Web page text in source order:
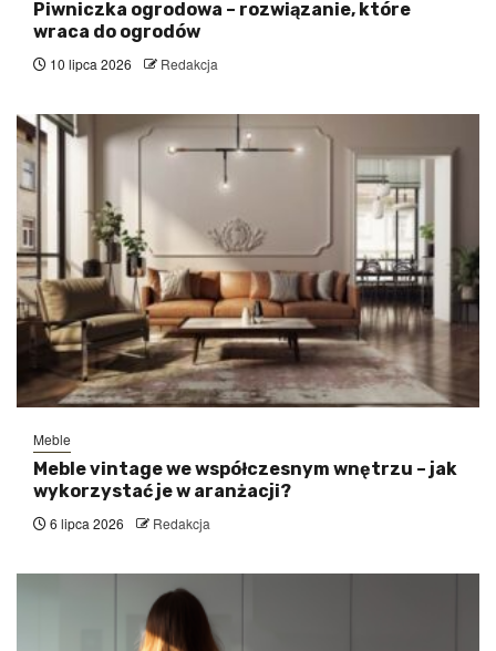
Piwniczka ogrodowa – rozwiązanie, które
wraca do ogrodów
10 lipca 2026 Redakcja
Meble
Meble vintage we współczesnym wnętrzu – jak
wykorzystać je w aranżacji?
6 lipca 2026 Redakcja